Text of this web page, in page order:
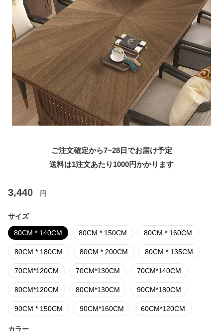
ご注文確定から7~28日でお届け予定
送料は1注文あたり 1000円かかります
3,440 円
サイズ
80CM * 140CM 80CM * 150CM 80CM * 160CM
80CM * 180CM 80CM * 200CM 80CM * 135CM
70CM*120CM 70CM*130CM 70CM*140CM
80CM*120CM 80CM*130CM 90CM*180CM
90CM * 150CM 90CM*160CM 60CM*120CM
カラー